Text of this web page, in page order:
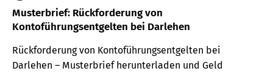
Musterbrief: Rückforderung von
Kontoführungsentgelten bei Darlehen
Rückforderung von Kontoführungsentgelten bei
Darlehen – Musterbrief herunterladen und Geld